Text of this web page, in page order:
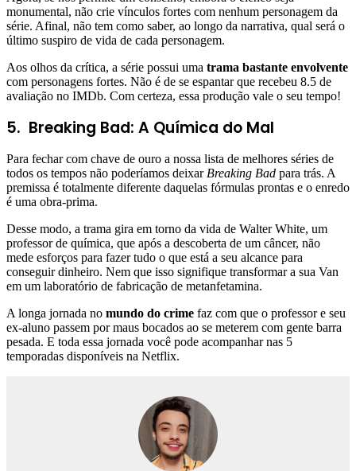
monumental, não crie vínculos fortes com nenhum personagem da
série. Afinal, não tem como saber, ao longo da narrativa, qual será o
último suspiro de vida de cada personagem.
Aos olhos da crítica, a série possui uma trama bastante envolvente
com personagens fortes. Não é de se espantar que recebeu 8.5 de
avaliação no IMDb. Com certeza, essa produção vale o seu tempo!
5. Breaking Bad: A Química do Mal
Para fechar com chave de ouro a nossa lista de melhores séries de
todos os tempos não poderíamos deixarBreaking Bad para trás. A
premissa é totalmente diferente daquelas fórmulas prontas e o enredo
é uma obra-prima.
Desse modo, a trama gira em torno da vida de Walter White, um
professor de química, que após a descoberta de um câncer, não
mede esforços para fazer tudo o que está a seu alcance para
conseguir dinheiro. Nem que isso signifique transformar a sua Van
em um laboratório de fabricação de metanfetamina.
A longa jornada no mundo do crime faz com que o professor e seu
ex-aluno passem por maus bocados ao se meterem com gente barra
pesada. E toda essa jornada você pode acompanhar nas 5
temporadas disponíveis na Netflix.